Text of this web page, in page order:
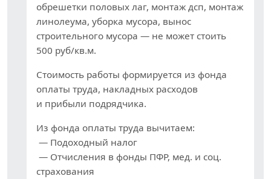
обрешетки половых лаг, монтаж дсп, монтаж
линолеума, уборка мусора, вынос
строительного мусора — не может стоить
500 руб/кв.м.
Стоимость работы формируется из фонда
оплаты труда, накладных расходов
и прибыли подрядчика.
Из фонда оплаты труда вычитаем:
— Подоходный налог
— Отчисления в фонды ПФР, мед. и соц.
страхования